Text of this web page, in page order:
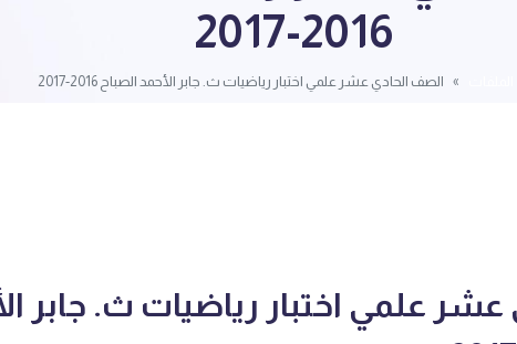
2016-2017
الصف الحادي عشر علمي اختبار رياضيات ث. جابر الأحمد الصباح 2016-2017
علمي اختبار رياضيات ث. جابر